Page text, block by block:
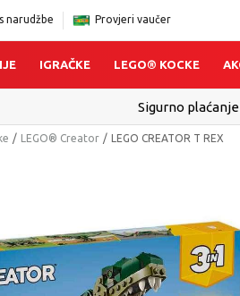
narudžbe Provjeri vaučer
IGRAČKE LEGO® KOCKE
Sigurno
LEGO® Creator LEGO CREATOR T REX